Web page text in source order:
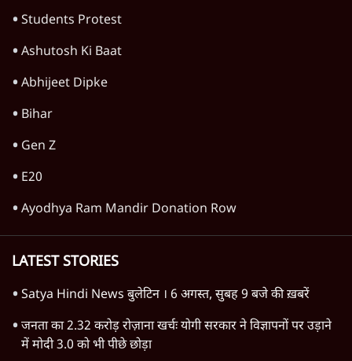
Students Protest
Ashutosh Ki Baat
Abhijeet Dipke
Bihar
Gen Z
E20
Ayodhya Ram Mandir Donation Row
LATEST STORIES
Satya Hindi News बुलेटिन । 6 अगस्त, सुबह 9 बजे की ख़बरें
जनता का 2.32 करोड़ रोज़ाना खर्चः योगी सरकार ने विज्ञापनों पर उड़ाने
में मोदी 3.0 को भी पीछे छोड़ा